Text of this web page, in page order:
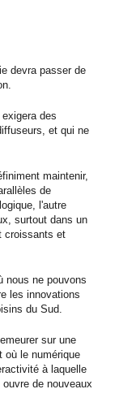
devra passer de
des
et qui ne
maintenir,
de
l'autre
surtout dans un
croissants et
nous ne pouvons
les innovations
du Sud.
sur une
où le numérique
à laquelle
de nouveaux